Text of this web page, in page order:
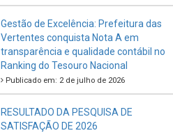
Gestão de Excelência: Prefeitura das
Vertentes conquista Nota A em
transparência e qualidade contábil no
Ranking do Tesouro Nacional
Publicado em: 2 de julho de 2026
RESULTADO DA PESQUISA DE
SATISFAÇÃO DE 2026